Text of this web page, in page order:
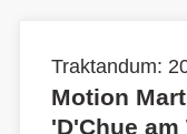
Traktandum:
Motion
'D'Chue